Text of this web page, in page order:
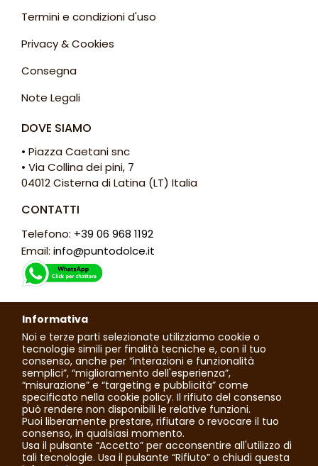
Termini e condizioni d'uso
Privacy & Cookies
Consegna
Note Legali
DOVE SIAMO
• Piazza Caetani snc
• Via Collina dei pini, 7
04012 Cisterna di Latina (LT) Italia
CONTATTI
Telefono: +39 06 968 1192
Email: info@puntodolce.it
ORARI
Lunedì: chiuso
Martedì - Sabato: 7:30 - 13:00 / 16:00 - 20:00
Domenica: 7:30 - 13:30
© 2023 Tutti i diritti riservati. Punto Dolce di Toti Roberta |
P.IVA: 02236630592
Informativa
Noi e terze parti selezionate utilizziamo cookie o
tecnologie simili per finalità tecniche e, con il tuo
consenso, anche per “interazioni e funzionalità
semplici”, “miglioramento dell'esperienza”,
“misurazione” e “targeting e pubblicità” come
specificato nella cookie policy. Il rifiuto del consenso
può rendere non disponibili le relative funzioni.
Puoi liberamente prestare, rifiutare o revocare il tuo
consenso, in qualsiasi momento.
Usa il pulsante “Accetto” per acconsentire all'utilizzo di
tali tecnologie. Usa il pulsante “Rifiuto” o chiudi questa